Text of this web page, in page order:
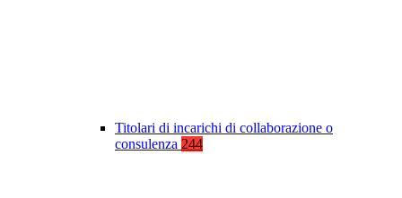
Titolari di incarichi di collaborazione o
consulenza 244